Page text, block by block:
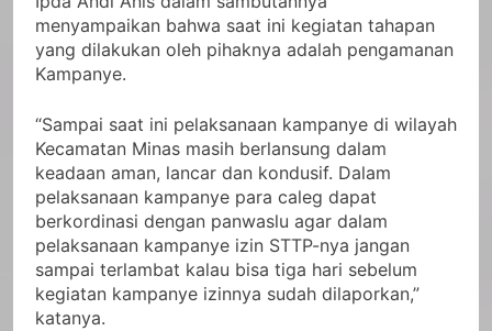
menyampaikan bahwa saat ini kegiatan tahapan
yang dilakukan oleh pihaknya adalah pengamanan
Kampanye.
“Sampai saat ini pelaksanaan kampanye di wilayah
Kecamatan Minas masih berlansung dalam
keadaan aman, lancar dan kondusif. Dalam
pelaksanaan kampanye para caleg dapat
berkordinasi dengan panwaslu agar dalam
pelaksanaan kampanye izin STTP-nya jangan
sampai terlambat kalau bisa tiga hari sebelum
kegiatan kampanye izinnya sudah dilaporkan,”
katanya.